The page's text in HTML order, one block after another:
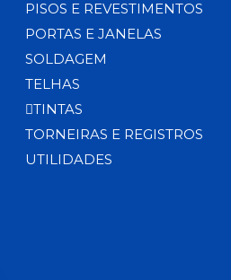
PISOS E REVESTIMENTOS
PORTAS E JANELAS
SOLDAGEM
TELHAS
TINTAS
TORNEIRAS E REGISTROS
UTILIDADES